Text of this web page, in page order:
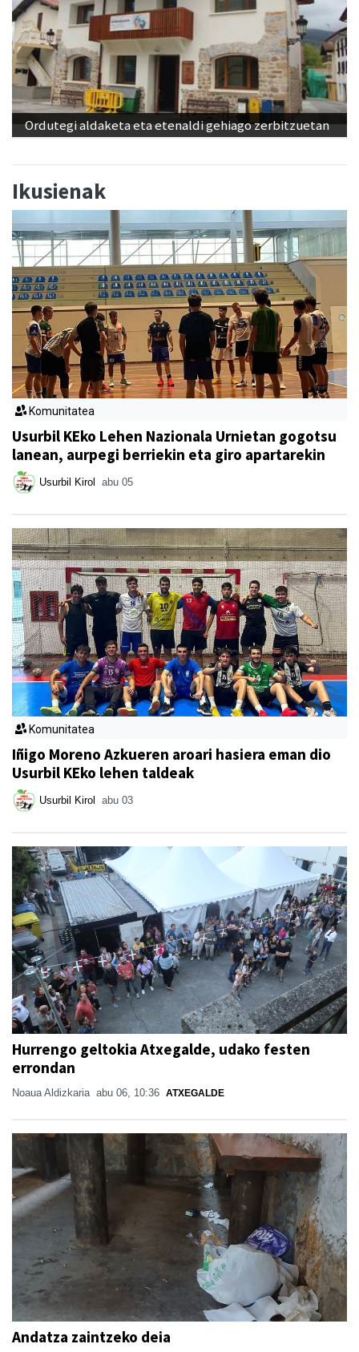
Ordutegi aldaketa eta etenaldi gehiago zerbitzuetan
Ikusienak
Komunitatea
Usurbil KEko Lehen Nazionala Urnietan gogotsu
lanean, aurpegi berriekin eta giro apartarekin
Usurbil Kirol abu 05
Komunitatea
Iñigo Moreno Azkueren aroari hasiera eman dio
Usurbil KEko lehen taldeak
Usurbil Kirol abu 03
Hurrengo geltokia Atxegalde, udako festen
errondan
Noaua Aldizkaria abu 06, 10:36 ATXEGALDE
Andatza zaintzeko deia